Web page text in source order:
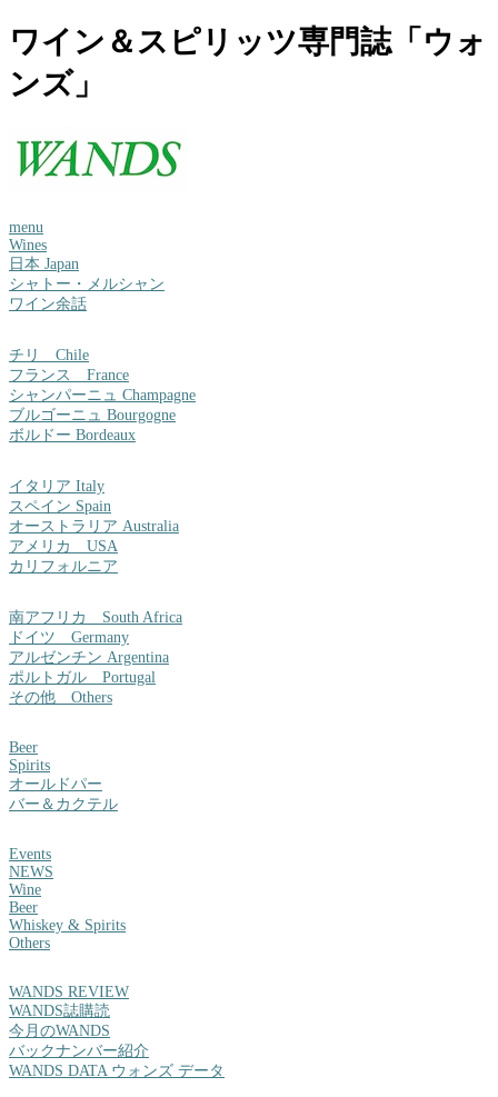
ワイン＆スピリッツ専門誌「ウォ
ンズ」
menu
Wines
日本 Japan
シャトー・メルシャン
ワイン余話
チリ Chile
フランス France
シャンパーニュ Champagne
ブルゴーニュ Bourgogne
ボルドー Bordeaux
イタリア Italy
スペイン Spain
オーストラリア Australia
アメリカ USA
カリフォルニア
南アフリカ South Africa
ドイツ Germany
アルゼンチン Argentina
ポルトガル Portugal
その他 Others
Beer
Spirits
オールドパー
バー＆カクテル
Events
NEWS
Wine
Beer
Whiskey & Spirits
Others
WANDS REVIEW
WANDS誌購読
今月のWANDS
バックナンバー紹介
WANDS DATA ウォンズ データ